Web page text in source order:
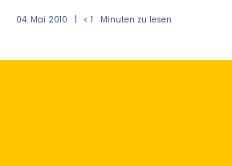
04. Mai 2010 < 1 Minuten zu lesen